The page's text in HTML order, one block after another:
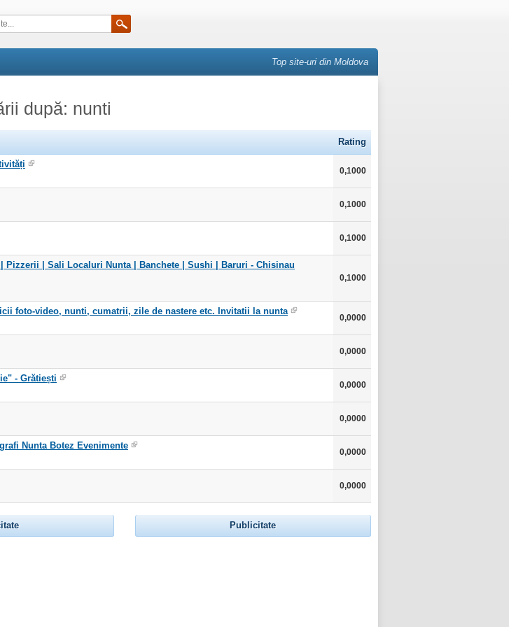
Top site-uri din Moldova
după: nunti
Rating
0,1000
0,1000
0,1000
Pizzerii | Sali Localuri Nunta | Banchete | Sushi | Baruri - Chisinau
0,1000
foto-video, nunti, cumatrii, zile de nastere etc. Invitatii la nunta
0,0000
0,0000
- Grătiești
0,0000
0,0000
Nunta Botez Evenimente
0,0000
0,0000
Publicitate